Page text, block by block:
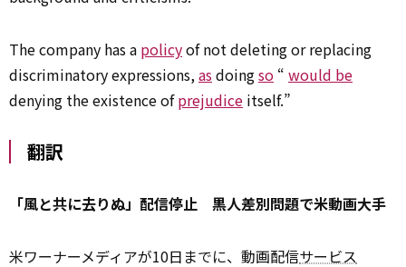
The company has a policyof not deleting or replacing
discriminatory expressions,as doingso “ would be
denying the existence ofprejudice itself.”
翻訳
「風と共に去りぬ」配信停止 黒人差別問題で米動画大手
米ワーナーメディアが10日までに、動画配信サービス